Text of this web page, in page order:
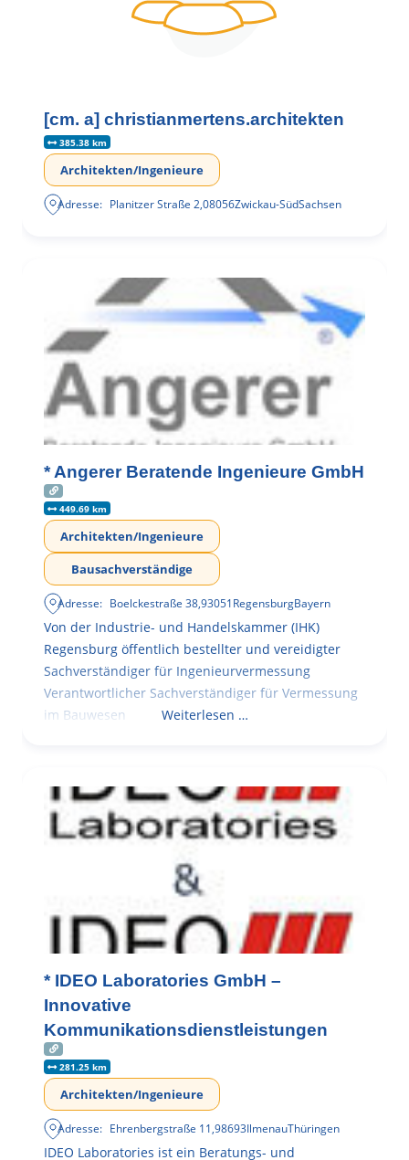
[cm. a] christianmertens.architekten
385.38 km
Architekten/Ingenieure
Adresse: Planitzer Straße 2,08056Zwickau-SüdSachsen
* Angerer Beratende Ingenieure GmbH
449.69 km
Architekten/Ingenieure
Bausachverständige
Adresse: Boelckestraße 38,93051RegensburgBayern
Von der Industrie- und Handelskammer (IHK)
Regensburg öffentlich bestellter und vereidigter
Sachverständiger für Ingenieurvermessung
Verantwortlicher Sachverständiger für Vermessung
im Bauwesen
Weiterlesen …
* IDEO Laboratories GmbH –
Innovative
Kommunikationsdienstleistungen
281.25 km
Architekten/Ingenieure
Adresse: Ehrenbergstraße 11,98693IlmenauThüringen
IDEO Laboratories ist ein Beratungs- und